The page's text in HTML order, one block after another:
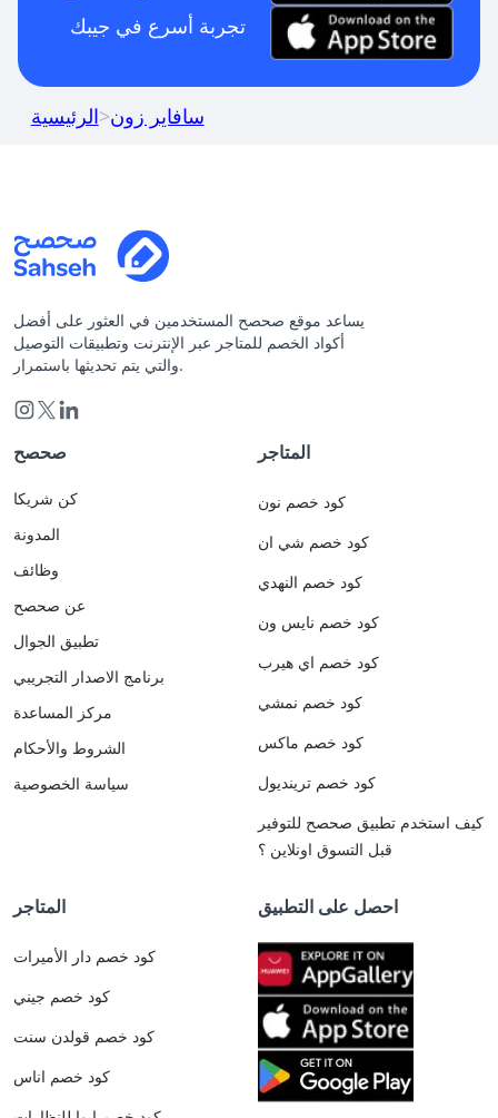
تجربة أسرع في جيبك
الرئيسية>سافاير زون
يساعد موقع صحصح المستخدمين في العثور على أفضل
أكواد الخصم للمتاجر عبر الإنترنت وتطبيقات التوصيل
والتي يتم تحديثها باستمرار.
صحصح
كن شريكا
المدونة
وظائف
عن صحصح
تطبيق الجوال
برنامج الاصدار التجريبي
مركز المساعدة
الشروط والأحكام
سياسة الخصوصية
المتاجر
كود خصم نون
كود خصم شي ان
كود خصم النهدي
كود خصم نايس ون
كود خصم اي هيرب
كود خصم نمشي
كود خصم ماكس
كود خصم ترينديول
كيف استخدم تطبيق صحصح للتوفير
قبل التسوق اونلاين ؟
المتاجر
كود خصم دار الأميرات
كود خصم جيني
كود خصم قولدن سنت
كود خصم اناس
احصل على التطبيق